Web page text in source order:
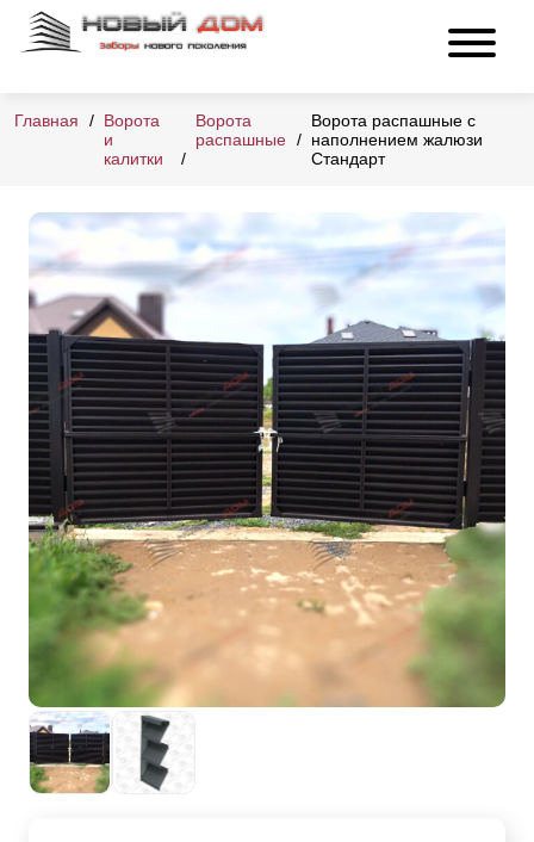
Главная
Ворота
и
калитки
Ворота
распашные
Ворота распашные с
наполнением жалюзи
Стандарт